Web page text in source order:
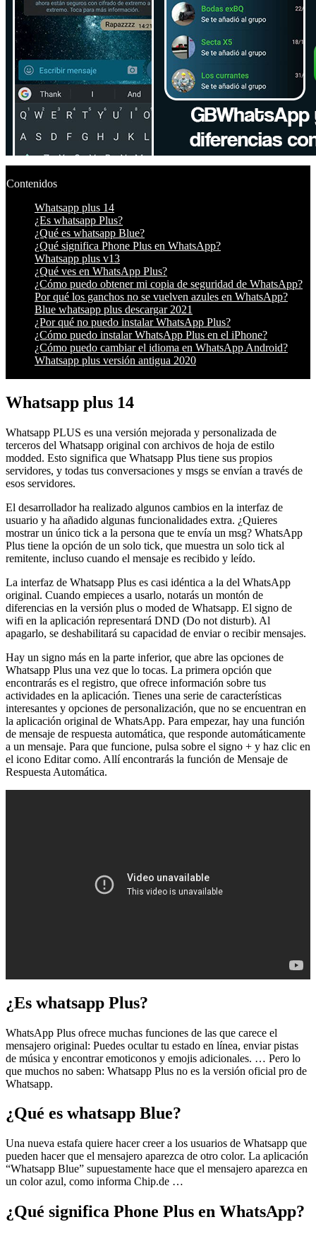
Contenidos
Whatsapp plus 14
¿Es whatsapp Plus?
¿Qué es whatsapp Blue?
¿Qué significa Phone Plus en WhatsApp?
Whatsapp plus v13
¿Qué ves en WhatsApp Plus?
¿Cómo puedo obtener mi copia de seguridad de WhatsApp?
Por qué los ganchos no se vuelven azules en WhatsApp?
Blue whatsapp plus descargar 2021
¿Por qué no puedo instalar WhatsApp Plus?
¿Cómo puedo instalar WhatsApp Plus en el iPhone?
¿Cómo puedo cambiar el idioma en WhatsApp Android?
Whatsapp plus versión antigua 2020
Whatsapp plus 14
Whatsapp PLUS es una versión mejorada y personalizada de
terceros del Whatsapp original con archivos de hoja de estilo
modded. Esto significa que Whatsapp Plus tiene sus propios
servidores, y todas tus conversaciones y msgs se envían a través de
esos servidores.
El desarrollador ha realizado algunos cambios en la interfaz de
usuario y ha añadido algunas funcionalidades extra. ¿Quieres
mostrar un único tick a la persona que te envía un msg? WhatsApp
Plus tiene la opción de un solo tick, que muestra un solo tick al
remitente, incluso cuando el mensaje es recibido y leído.
La interfaz de Whatsapp Plus es casi idéntica a la del WhatsApp
original. Cuando empieces a usarlo, notarás un montón de
diferencias en la versión plus o moded de Whatsapp. El signo de
wifi en la aplicación representará DND (Do not disturb). Al
apagarlo, se deshabilitará su capacidad de enviar o recibir mensajes.
Hay un signo más en la parte inferior, que abre las opciones de
Whatsapp Plus una vez que lo tocas. La primera opción que
encontrarás es el registro, que ofrece información sobre tus
actividades en la aplicación. Tienes una serie de características
interesantes y opciones de personalización, que no se encuentran en
la aplicación original de WhatsApp. Para empezar, hay una función
de mensaje de respuesta automática, que responde automáticamente
a un mensaje. Para que funcione, pulsa sobre el signo + y haz clic en
el icono Editar como. Allí encontrarás la función de Mensaje de
Respuesta Automática.
¿Es whatsapp Plus?
WhatsApp Plus ofrece muchas funciones de las que carece el
mensajero original: Puedes ocultar tu estado en línea, enviar pistas
de música y encontrar emoticonos y emojis adicionales. … Pero lo
que muchos no saben: Whatsapp Plus no es la versión oficial pro de
Whatsapp.
¿Qué es whatsapp Blue?
Una nueva estafa quiere hacer creer a los usuarios de Whatsapp que
pueden hacer que el mensajero aparezca de otro color. La aplicación
“Whatsapp Blue” supuestamente hace que el mensajero aparezca en
un color azul, como informa Chip.de …
¿Qué significa Phone Plus en WhatsApp?